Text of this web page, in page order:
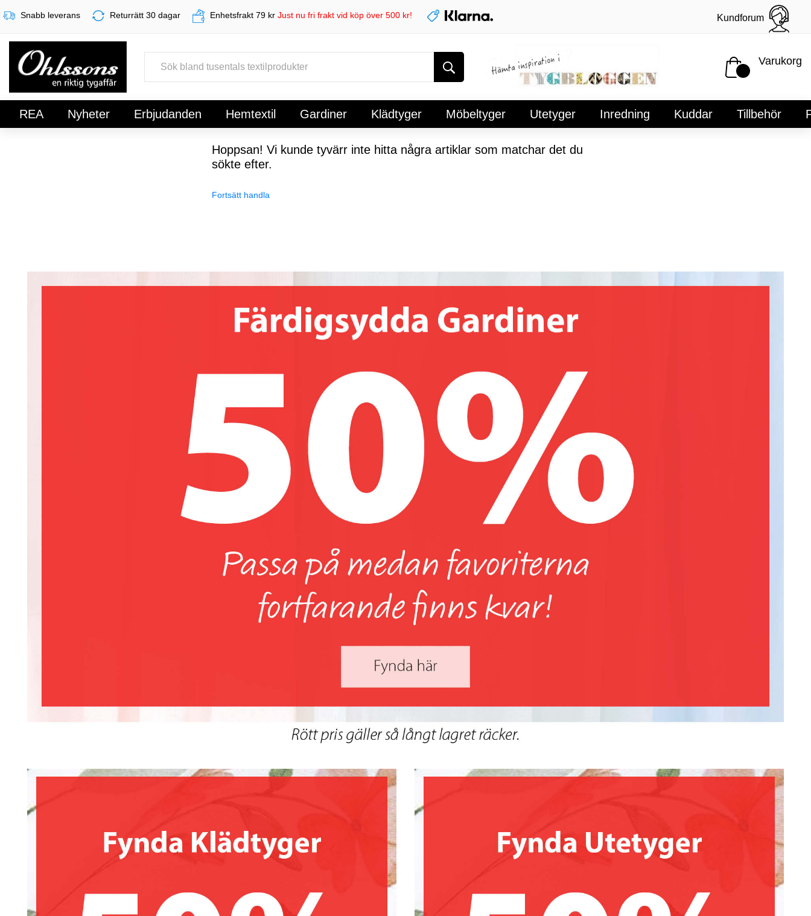
Snabb leverans Returrätt 30 dagar Enhetsfrakt 79 kr Just nu fri frakt vid köp över 500 kr! Kundforum
Varukorg
REA Nyheter Erbjudanden Hemtextil Gardiner Klädtyger Möbeltyger Utetyger Inredning Kuddar Tillbehör
Hoppsan! Vi kunde tyvärr inte hitta några artiklar som matchar det du
sökte efter.
Fortsätt handla